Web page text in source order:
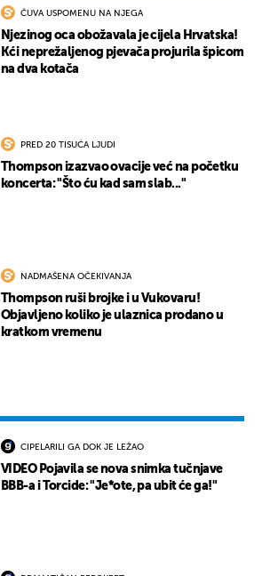
ČUVA USPOMENU NA NJEGA
Njezinog oca obožavala je cijela Hrvatska!
Kći neprežaljenog pjevača projurila špicom
na dva kotača
PRED 20 TISUĆA LJUDI
Thompson izazvao ovacije već na početku
koncerta: "Što ću kad sam slab..."
NADMAŠENA OČEKIVANJA
Thompson ruši brojke i u Vukovaru!
Objavljeno koliko je ulaznica prodano u
kratkom vremenu
CIPELARILI GA DOK JE LEŽAO
VIDEO Pojavila se nova snimka tučnjave
BBB-a i Torcide: "Je*ote, pa ubit će ga!"